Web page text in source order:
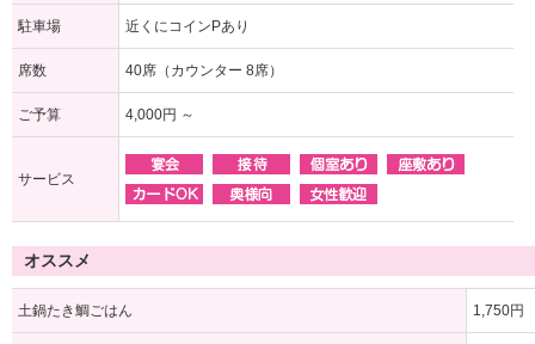
駐車場 近くにコインPあり
席数 40席（カウンター 8席）
ご予算 4,000円 ～
サービス
オススメ
土鍋たき鯛ごはん 1,750円